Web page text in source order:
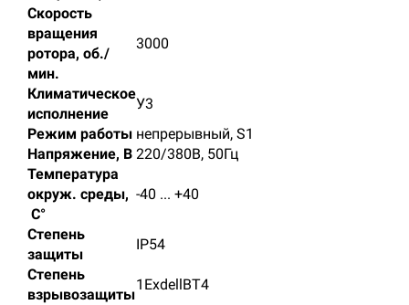
Скорость
вращения
ротора, об./
мин.
3000
Климатическое
исполнение
У3
Режим работы непрерывный, S1
Напряжение, В 220/380В, 50Гц
Температура
окруж. среды,
C°
-40 ... +40
Степень
защиты
IP54
Степень
взрывозащиты
1ExdellBT4